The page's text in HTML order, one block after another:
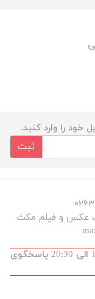
خود را وارد کنید.
ثبت
شنبه تا پنجشنبه از ساعت 9 الی 13 و 16:30 الی 20:30 پاسخگوی